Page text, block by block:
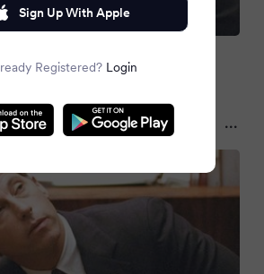
Ermittler im Fall O.J.
Sign Up With Apple
Registered? Login